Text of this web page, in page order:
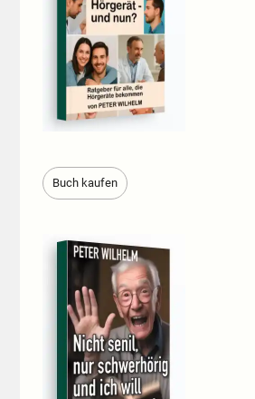
Buch kaufen